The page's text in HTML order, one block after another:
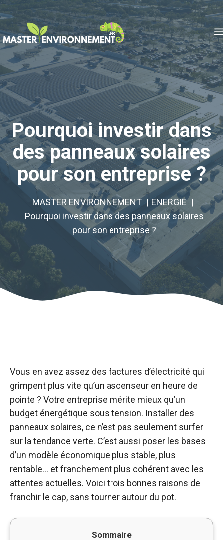
Aller
au
contenu
Pourquoi investir dans
des panneaux solaires
pour son entreprise ?
MASTER ENVIRONNEMENT
ENERGIE
Pourquoi investir dans des panneaux solaires
pour son entreprise ?
Vous en avez assez des factures d’électricité qui
grimpent plus vite qu’un ascenseur en heure de
pointe ? Votre entreprise mérite mieux qu’un
budget énergétique sous tension. Installer des
panneaux solaires, ce n’est pas seulement surfer
sur la tendance verte. C’est aussi poser les bases
d’un modèle économique plus stable, plus
rentable… et franchement plus cohérent avec les
attentes actuelles. Voici trois bonnes raisons de
franchir le cap, sans tourner autour du pot.
Sommaire